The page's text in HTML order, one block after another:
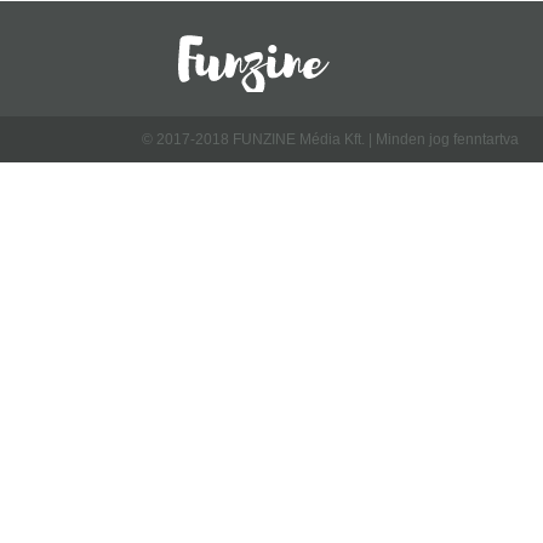
© 2017-2018 FUNZINE Média Kft. | Minden jog fenntartva